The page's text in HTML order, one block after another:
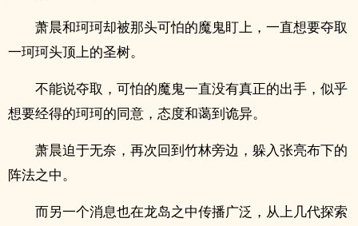
萧晨和珂珂却被那头可怕的魔鬼盯上，一直想要夺取
一珂珂头顶上的圣树。
不能说夺取，可怕的魔鬼一直没有真正的出手，似乎
想要经得的珂珂的同意，态度和蔼到诡异。
萧晨迫于无奈，再次回到竹林旁边，躲入张亮布下的
阵法之中。
而另一个消息也在龙岛之中传播广泛，从上几代探索